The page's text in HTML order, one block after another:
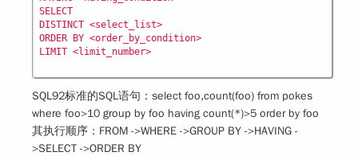
SELECT
DISTINCT <select_list>
ORDER BY <order_by_condition>
LIMIT <limit_number>
SQL92标准的SQL语句：select foo,count(foo) from pokes
where foo>10 group by foo having count(*)>5 order by foo
其执行顺序：FROM ->WHERE ->GROUP BY ->HAVING -
>SELECT ->ORDER BY